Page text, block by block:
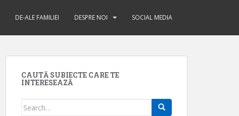
DE-ALE FAMILIEI DESPRE NOI SOCIAL MEDIA
CAUTĂ SUBIECTE CARE TE
INTERESEAZĂ
Search